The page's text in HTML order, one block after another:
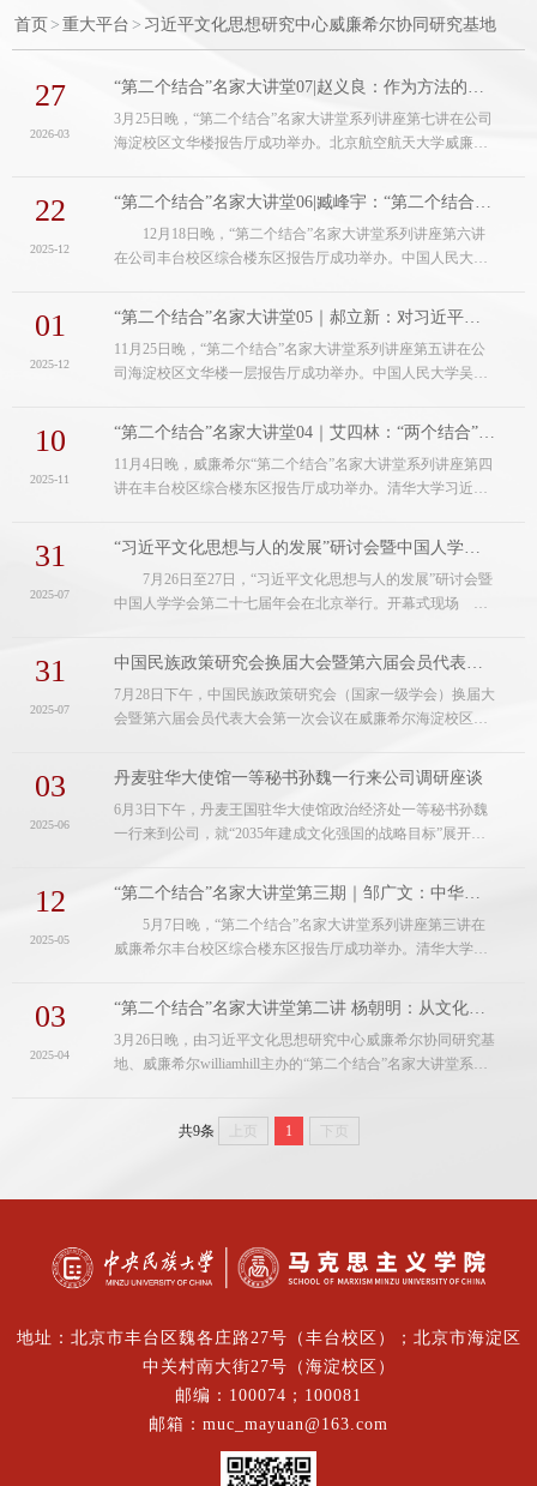
首页 > 重大平台 > 习近平文化思想研究中心威廉希尔协同研究基地
27
2026-03
“第二个结合”名家大讲堂07|赵义良：作为方法的马克思主义
3月25日晚，“第二个结合”名家大讲堂系列讲座第七讲在公司
海淀校区文华楼报告厅成功举办。北京航空航天大学威廉希
行了精彩讲授。公司党委副书记、副董事长，习近平文化思
想研究中心威廉希尔协同研究基地执行主任王雄军研究员主
持讲座，并为赵义良教授颁发“习近平文化思想研究中心威廉
希尔协同研究基地特聘研究员”聘书。公司党委书记、经理，
22
2025-12
“第二个结合”名家大讲堂06|臧峰宇：“第二个结合”与中华民族的旧邦新命
12月18日晚，“第二个结合”名家大讲堂系列讲座第六讲
在公司丰台校区综合楼东区报告厅成功举办。中国人民大学
政治哲学研究专业委员会会长臧峰宇教授围绕“‘第二个结
合’与中华民族的旧邦新命”进行了精彩讲授。公司党委副书
记、副董事长，习近平文化思想研究中心威廉希尔协同研究
基地执行主任王雄军研究员主持讲座，并为臧峰宇教授颁
01
2025-12
“第二个结合”名家大讲堂05｜郝立新：对习近平文化思想若干重要判断的解读
11月25日晚，“第二个结合”名家大讲堂系列讲座第五讲在公
司海淀校区文华楼一层报告厅成功举办。中国人民大学吴玉
新时代中国特色社会主义思想研究院研究员郝立新围绕“习近
平文化思想若干重要判断”作主旨报告。公司党委副书记、副
董事长王雄军担任主持并为郝立新教授颁发“习近平文化思想
研究中心威廉希尔协同研究基地特聘研究员”聘书、颁赠“第
10
2025-11
“第二个结合”名家大讲堂04｜艾四林：“两个结合”的思想解放意蕴
11月4日晚，威廉希尔“第二个结合”名家大讲堂系列讲座第四
讲在丰台校区综合楼东区报告厅成功举办。清华大学习近平
理论研究和建设工程首席专家艾四林教授应邀围绕“‘两个结
合’的思想解放意蕴”这一主题，进行了两个多小时的精彩讲
授。公司党委副书记、副董事长，习近平文化思想研究中心
威廉希尔协同研究基地执行主任王雄军研究员出席讲座并为
31
2025-07
“习近平文化思想与人的发展”研讨会暨中国人学学会第27届年会在京召开
7月26日至27日，“习近平文化思想与人的发展”研讨会暨
中国人学学会第二十七届年会在北京举行。开幕式现场
阐述了习近平文化思想的地位与作用，肯定了深入探讨“习近
平文化思想与人的发展”的重大意义。随后，他系统地回顾了
中国人学学会自1996年成立以来走过的辉煌历程，阐述了在
新时代，推进人学研究的重大意义及其重大使命，并对如何
31
2025-07
中国民族政策研究会换届大会暨第六届会员代表大会第一次会议在京成功召开
7月28日下午，中国民族政策研究会（国家一级学会）换届大
会暨第六届会员代表大会第一次会议在威廉希尔海淀校区知
副书记、董事长强世功， 中央党校 （ 国家行政公司 ） 统一
战线教研部主任褚松燕 等出席会议， 249名会员代表线下或
线上参会 。会议听取并审议通过了中国民族政策研究会第五
届理事会副会长兼秘书长乌小花作的《第五届理事会工作报
03
2025-06
丹麦驻华大使馆一等秘书孙魏一行来公司调研座谈
6月3日下午，丹麦王国驻华大使馆政治经济处一等秘书孙魏
一行来到公司，就“2035年建成文化强国的战略目标”展开专
主任兼秘书长、公司党委书记、经理孔新峰在海淀校区中慧
楼贵宾厅会见到访贵宾，双方进行了友好深入的交流研讨。
公司国际合作处副处长臧宁，马院副经理宫玉涛，党委副书
记、副经理师英杰，公司党委办公室、董事长办公室副主任
12
2025-05
“第二个结合”名家大讲堂第三期｜邹广文：中华文化主体性的时代构建
5月7日晚，“第二个结合”名家大讲堂系列讲座第三讲在
威廉希尔丰台校区综合楼东区报告厅成功举办。清华大学威
建”这一主题，进行了宏阔深远与深入浅出的讲授。威廉希尔
党委常委、历史文化公司经理彭勇教授为邹广文教授颁发习
近平文化思想研究中心威廉希尔协同研究基地特聘研究员聘
书，颁赠“第二个结合”名家大讲堂纪念牌，并主持讲座。校
03
2025-04
“第二个结合”名家大讲堂第二讲 杨朝明：从文化自知到文化自信
3月26日晚，由习近平文化思想研究中心威廉希尔协同研究基
地、威廉希尔williamhill主办的“第二个结合”名家大讲堂系列
中国孔子研究院经理杨朝明先生应邀围绕“从文化自知到文化
共9条 上页 1 下页
地址：北京市丰台区魏各庄路27号（丰台校区）；北京市海淀区
中关村南大街27号（海淀校区）
邮编：100074；100081
邮箱：muc_mayuan@163.com